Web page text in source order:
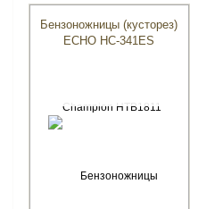
Бензоножницы (кусторез)
ECHO HC-341ES